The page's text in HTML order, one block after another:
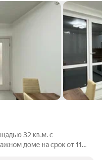
32 кв.м. с
доме на срок от 11